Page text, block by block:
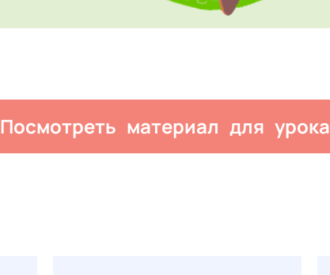
Посмотреть материал для урока